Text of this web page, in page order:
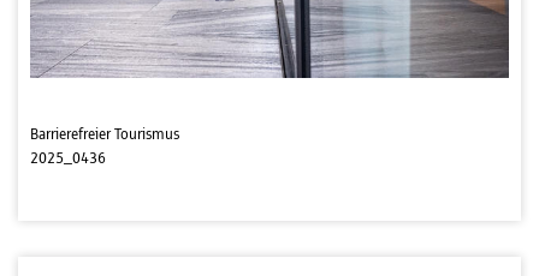
Barrierefreier Tourismus
2025_0436